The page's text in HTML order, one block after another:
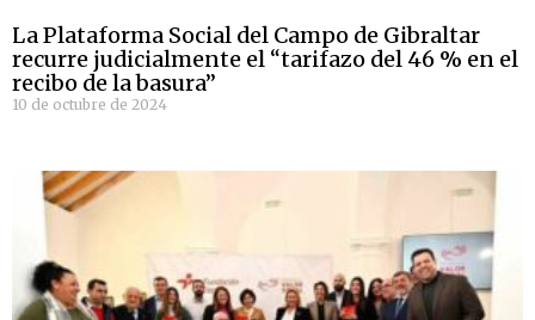
La Plataforma Social del Campo de Gibraltar
recurre judicialmente el “tarifazo del 46 % en el
recibo de la basura”
10 de octubre de 2024